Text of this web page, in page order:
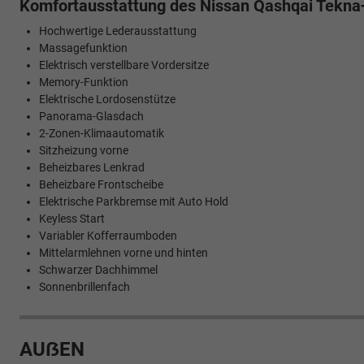
Komfortausstattung des Nissan Qashqai
Hochwertige Lederausstattung
Massagefunktion
Elektrisch verstellbare Vordersitze
Memory-Funktion
Elektrische Lordosenstütze
Panorama-Glasdach
2-Zonen-Klimaautomatik
Sitzheizung vorne
Beheizbares Lenkrad
Beheizbare Frontscheibe
Elektrische Parkbremse mit Auto Hold
Keyless Start
Variabler Kofferraumboden
Mittelarmlehnen vorne und hinten
Schwarzer Dachhimmel
Sonnenbrillenfach
AUẞEN